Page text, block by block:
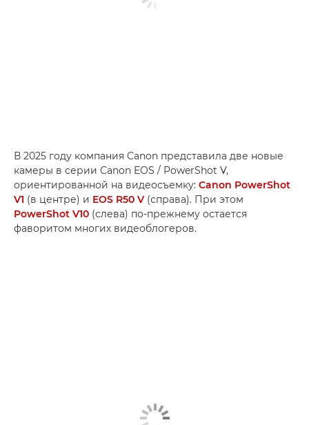
В 2025 году компания Canon представила две новые
камеры в серии Canon EOS / PowerShot V,
ориентированной на видеосъемку: Canon PowerShot
V1 (в центре) и EOS R50 V (справа). При этом
PowerShot V10 (слева) по-прежнему остается
фаворитом многих видеоблогеров.